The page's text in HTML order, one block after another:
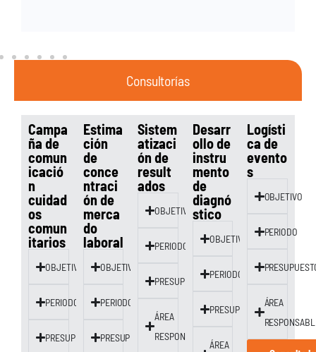
Consultorías
Campa
ña de
comun
icació
n
cuidad
os
comun
itarios
OBJETIVO
PERIODO
PRESUPUESTO
Estima
ción
de
conce
ntraci
ón de
merca
do
laboral
OBJETIVO
PERIODO
PRESUPUESTO
Sistem
atizaci
ón de
result
ados
OBJETIVO
PERIODO
PRESUPUESTO
ÁREA
RESPONSABLE
Desarr
ollo de
instru
mento
de
diagnó
stico
OBJETIVO
PERIODO
PRESUPUESTO
ÁREA
Logísti
ca de
evento
s
OBJETIVO
PERIODO
ÁREA